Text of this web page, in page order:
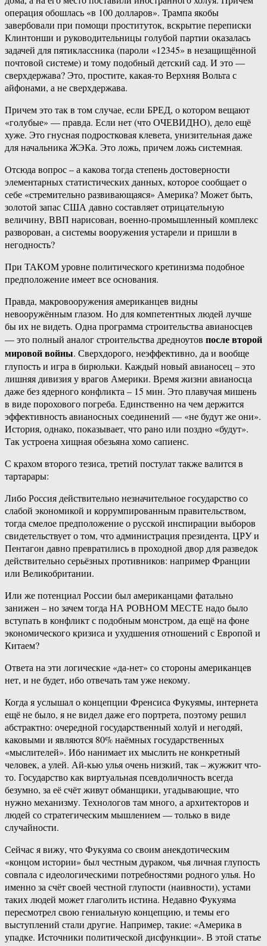
операция обошлась «в 100 долларов». Трампа якобы
завербовали при помощи проституток, вскрытие переписки
Клинтонши и руководительницы голубой партии оказалась
задачей для пятиклассника (пароли «12345» в незащищённой
почтовой системе) и тому подобный детский сад. И это —
сверхдержава? Это, простите, какая-то Верхняя Вольта с
айфонами, а не сверхдержава.
Причем это так в том случае, если БРЕД, о котором вещают
«голубые» — правда. Если нет (что ОЧЕВИДНО), дело ещё
хуже. Это гнусная подростковая клевета, унизительная даже
для начальника ЖЭКа. Это ложь, причем ложь системная.
Отсюда вопрос – а какова тогда степень достоверности
элементарных статистических данных, которое сообщает о
себе «стремительно развивающаяся» Америка? Может быть,
золотой запас США давно составляет отрицательную
величину, ВВП нарисован, военно-промышленный комплекс
разворован, а системы вооружения устарели и пришли в
негодность?
При ТАКОМ уровне политического кретинизма подобное
предположение имеет все основания.
Правда, макровооружения американцев видны
невооружённым глазом. Но для компетентных людей лучше
бы их не видеть. Одна программа строительства авианосцев
— это полный аналог строительства дредноутов после второй
мировой войны. Сверхдорого, неэффективно, да и вообще
глупость и игра в бирюльки. Каждый новый авианосец – это
лишняя дивизия у врагов Америки. Время жизни авианосца
даже без ядерного конфликта – 15 мин. Это плавучая мишень
в виде порохового погреба. Единственно на чем держится
эффективность авианосных соединений — «не будут же они».
История, однако, показывает, что рано или поздно «будут».
Так устроена хищная обезьяна хомо сапиенс.
С крахом второго тезиса, третий постулат также валится в
тартарары:
Либо Россия действительно незначительное государство со
слабой экономикой и коррумпированным правительством,
тогда смелое предположение о русской инспирации выборов
свидетельствует о том, что администрация президента, ЦРУ и
Пентагон давно превратились в проходной двор для разведок
действительно серьёзных противников: например Франции
или Великобритании.
Или же потенциал России был американцами фатально
занижен – но зачем тогда НА РОВНОМ МЕСТЕ надо было
вступать в конфликт с подобным монстром, да ещё на фоне
экономического кризиса и ухудшения отношений с Европой и
Китаем?
Ответа на эти логические «да-нет» со стороны американцев
нет, и не будет, ибо отвечать там уже некому.
Когда я услышал о концепции Френсиса Фукуямы, интернета
ещё не было, я не видел даже его портрета, поэтому решил
абстрактно: очередной государственный холуй и негодяй,
каковыми и являются 80% наёмных государственных
«мыслителей». Ибо нанимает их мыслить не конкретный
человек, а улей. Ай-кью улья очень низкий, так – жужжит что-
то. Государство как виртуальная псевдоличность всегда
безумно, за её счёт живут обманщики, угадывающие, что
нужно механизму. Технологов там много, а архитекторов и
людей со стратегическим мышлением — только в виде
случайности.
Сейчас я вижу, что Фукуяма со своим анекдотическим
«концом истории» был честным дураком, чья личная глупость
совпала с идеологическими потребностями родного улья. Но
именно за счёт своей честной глупости (наивности), устами
таких людей может глаголить истина. Недавно Фукуяма
пересмотрел свою гениальную концепцию, и темы его
выступлений стали другие. Например, такие: «Америка в
упадке. Источники политической дисфункции». В этой статье